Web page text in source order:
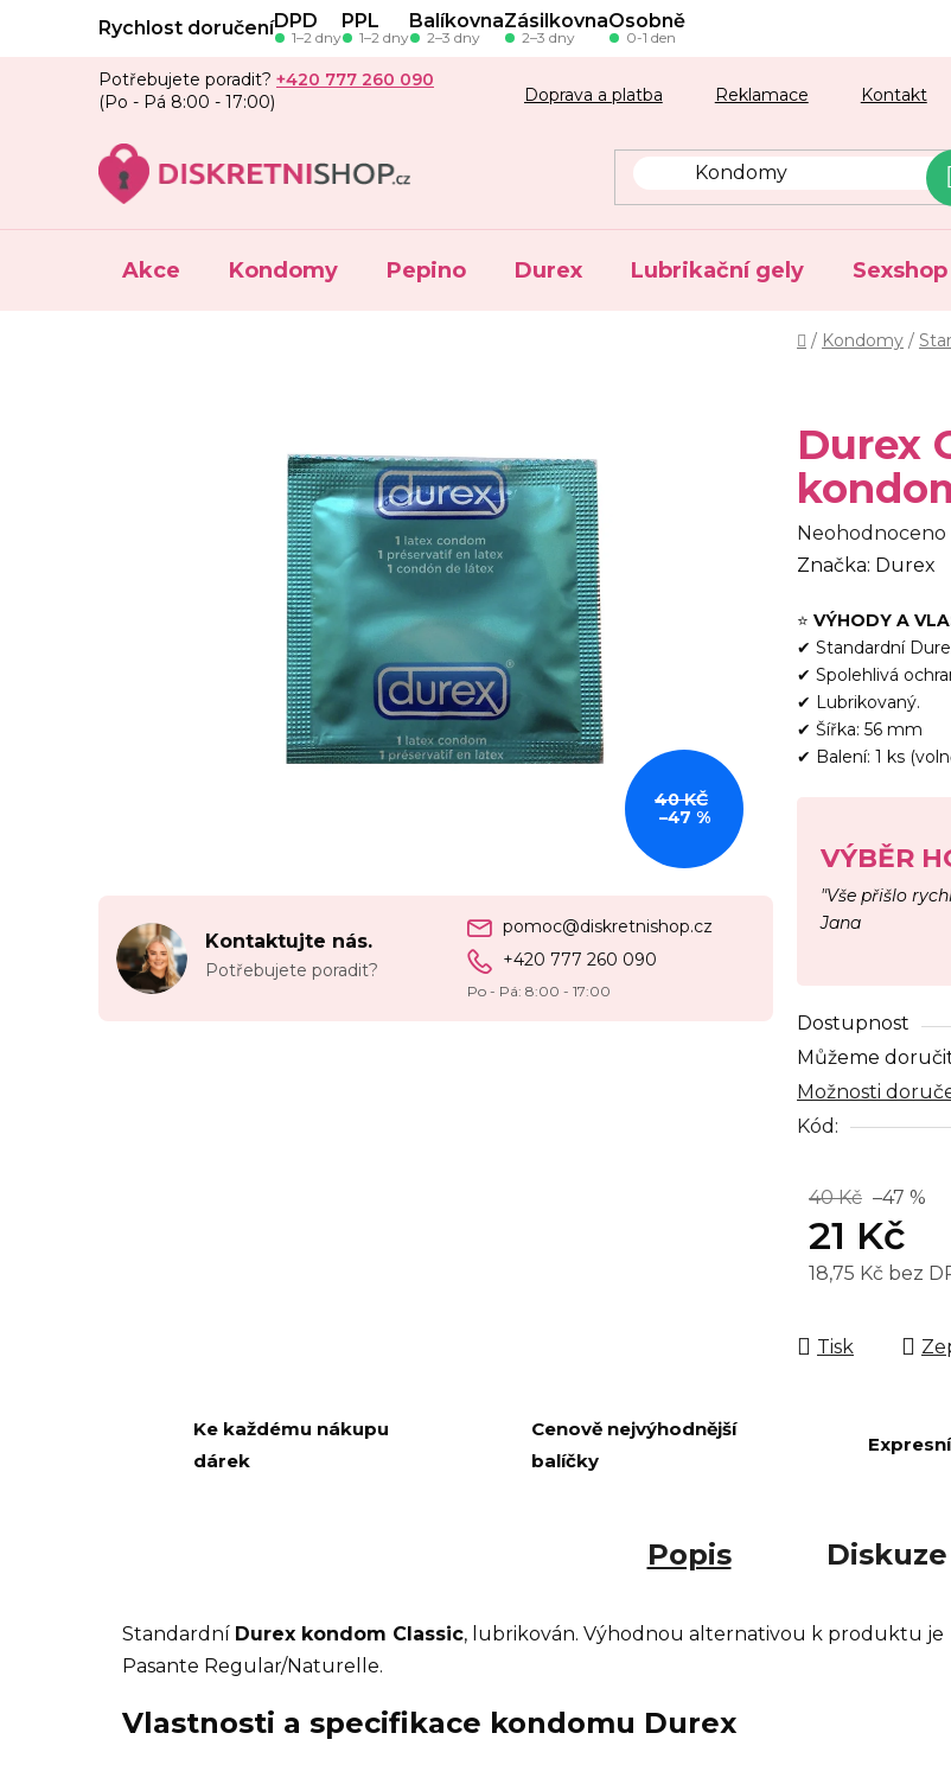
Rychlost doručeníDPD
1–2 dny
PPL
1–2 dny
Balíkovna
2–3 dny
Zásilkovna
2–3 dny
Osobně
0-1 den
Potřebujete poradit? +420 777 260 090
(Po - Pá 8:00 - 17:00)
Doprava a platba Reklamace Kontakt
Akce Kondomy Pepino Durex Lubrikační gely Sexshop
Domů
/ Kondomy /
Durex
Průměrné
hodnocení
je
0,0
z
5
hvězdiček.
Neohodnoceno
Značka: Durex
⭐ VÝHODY A
✔ Standardní
✔ Spolehlivá
✔ Lubrikovaný.
✔ Šířka: 56 mm
✔ Balení: 1 ks
VÝBĚR
"Vše přišlo
Jana
Dostupnost
Můžeme
Možnosti
Kód:
40 Kč –47 %
21 Kč
18,75 Kč bez
Tisk
40 KČ
–47 %
Kontaktujte nás.
Potřebujete poradit?
pomoc@diskretnishop.cz
+420 777 260 090
Po - Pá: 8:00 - 17:00
Ke každému nákupu
dárek
Cenově nejvýhodnější
balíčky
Popis Diskuze
Standardní Durex kondom Classic, lubrikován. Výhodnou alternativou k produktu je
Pasante Regular/Naturelle.
Vlastnosti a specifikace kondomu Durex